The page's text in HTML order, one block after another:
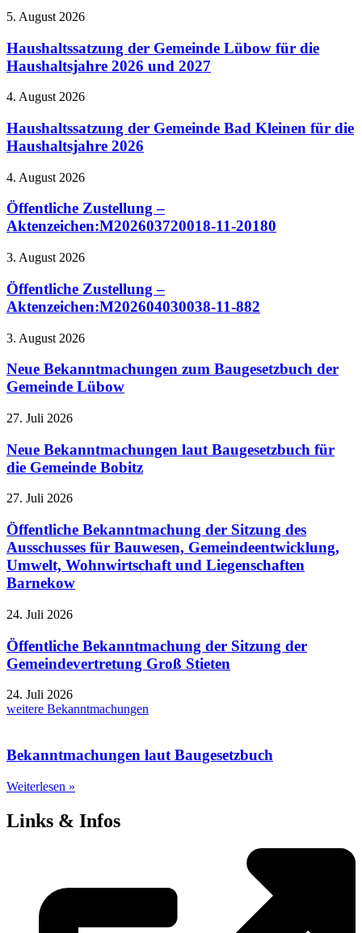
5. August 2026
Haushaltssatzung der Gemeinde Lübow für die
Haushaltsjahre 2026 und 2027
4. August 2026
Haushaltssatzung der Gemeinde Bad Kleinen für die
Haushaltsjahre 2026
4. August 2026
Öffentliche Zustellung –
Aktenzeichen:M202603720018-11-20180
3. August 2026
Öffentliche Zustellung –
Aktenzeichen:M202604030038-11-882
3. August 2026
Neue Bekanntmachungen zum Baugesetzbuch der
Gemeinde Lübow
27. Juli 2026
Neue Bekanntmachungen laut Baugesetzbuch für
die Gemeinde Bobitz
27. Juli 2026
Öffentliche Bekanntmachung der Sitzung des
Ausschusses für Bauwesen, Gemeindeentwicklung,
Umwelt, Wohnwirtschaft und Liegenschaften
Barnekow
24. Juli 2026
Öffentliche Bekanntmachung der Sitzung der
Gemeindevertretung Groß Stieten
24. Juli 2026
weitere Bekanntmachungen
Bekanntmachungen laut Baugesetzbuch
Weiterlesen »
Links & Infos